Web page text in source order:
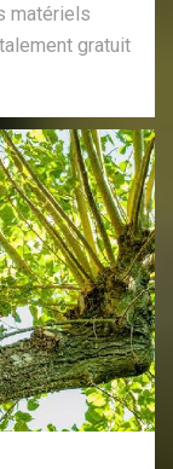
matériels
gratuit